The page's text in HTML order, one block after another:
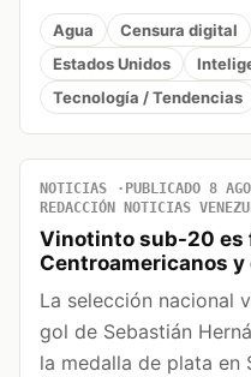
Agua Censura digital
Estados Unidos
Tecnología / Tendencias
NOTICIAS PUBLICADO 8
REDACCIÓN NOTICIAS
Vinotinto sub-20 es
Centroamericanos y
La selección nacional
gol de Sebastián
la medalla de plata en